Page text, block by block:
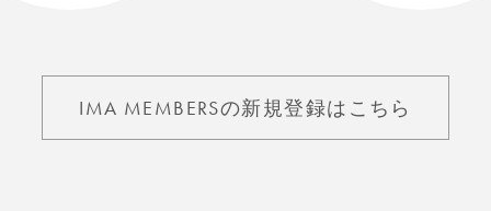
IMA MEMBERSの新規登録はこちら